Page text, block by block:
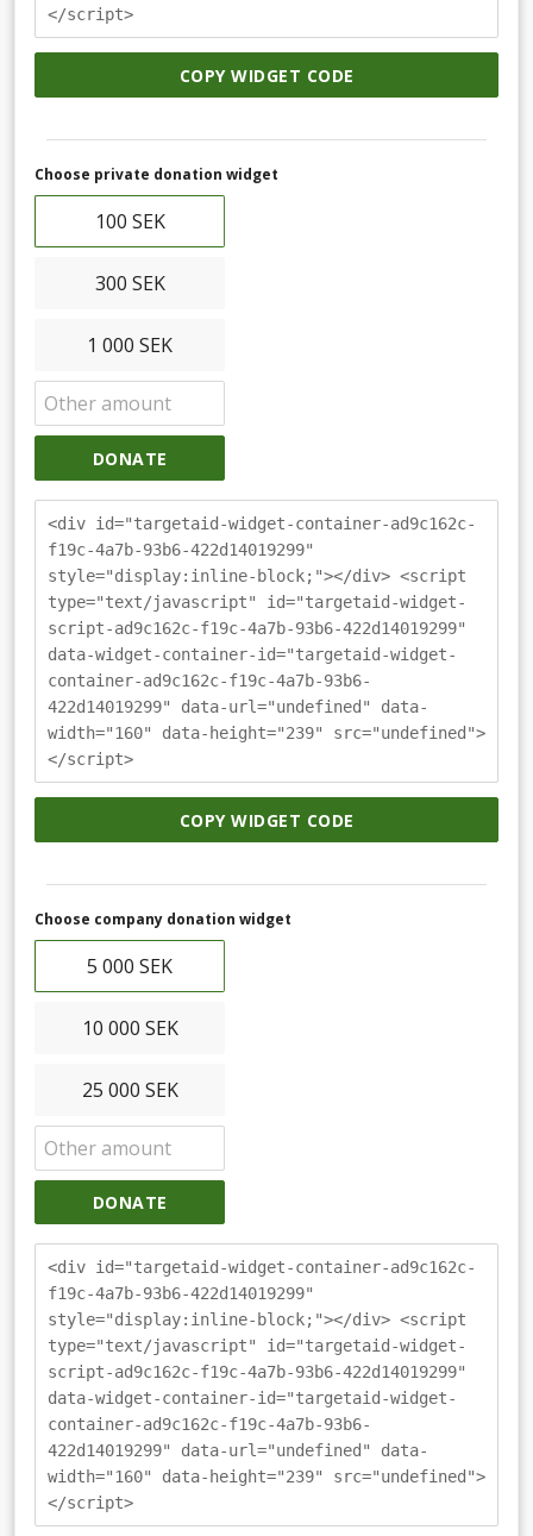
</script>
COPY WIDGET CODE
Choose private donation widget
100 SEK
300 SEK
1 000 SEK
DONATE
<div id="targetaid-widget-container-ad9c162c-
f19c-4a7b-93b6-422d14019299"
style="display:inline-block;"></div> <script
type="text/javascript" id="targetaid-widget-
script-ad9c162c-f19c-4a7b-93b6-422d14019299"
data-widget-container-id="targetaid-widget-
container-ad9c162c-f19c-4a7b-93b6-
422d14019299" data-url="undefined" data-
width="160" data-height="239" src="undefined">
</script>
COPY WIDGET CODE
Choose company donation widget
5 000 SEK
10 000 SEK
25 000 SEK
DONATE
<div id="targetaid-widget-container-ad9c162c-
f19c-4a7b-93b6-422d14019299"
style="display:inline-block;"></div> <script
type="text/javascript" id="targetaid-widget-
script-ad9c162c-f19c-4a7b-93b6-422d14019299"
data-widget-container-id="targetaid-widget-
container-ad9c162c-f19c-4a7b-93b6-
422d14019299" data-url="undefined" data-
width="160" data-height="239" src="undefined">
</script>